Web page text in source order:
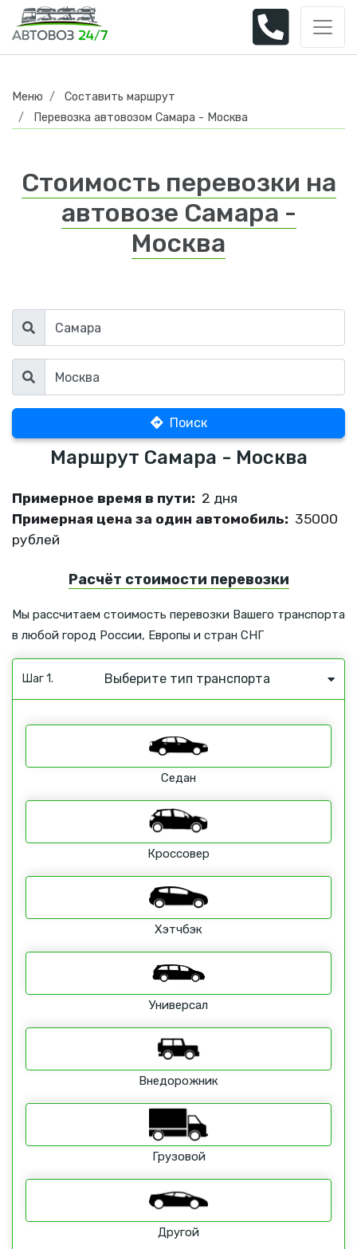
Меню
Составить маршрут
Перевозка автовозом Самара - Москва
Стоимость перевозки на
автовозе Самара -
Москва
Поиск
Маршрут Самара - Москва
Примерное время в пути: 2 дня
Примерная цена за один автомобиль: 35000
рублей
Расчёт стоимости перевозки
Мы рассчитаем стоимость перевозки Вашего транспорта
в любой город России, Европы и стран СНГ
Шаг 1. Выберите тип транспорта
Седан
Кроссовер
Хэтчбэк
Универсал
Внедорожник
Грузовой
Другой